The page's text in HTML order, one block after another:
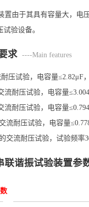
置由于其具有容量大，电
验设备。
求 ----Main features
耐压试验，电容量
流耐压试验，电容量
流耐压试验，电容量
流耐压试验，电容量
交流耐压试验，试验频率
联谐振试验装置参